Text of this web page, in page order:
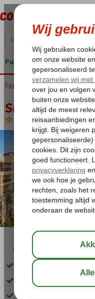
Pakketgarantie
Home
Egypte Rode Zee Hurghada
Steigenberger
All Inclusive-
04:50 aug 34°C
Paradijs voor kinderen
Verschillende restaurants